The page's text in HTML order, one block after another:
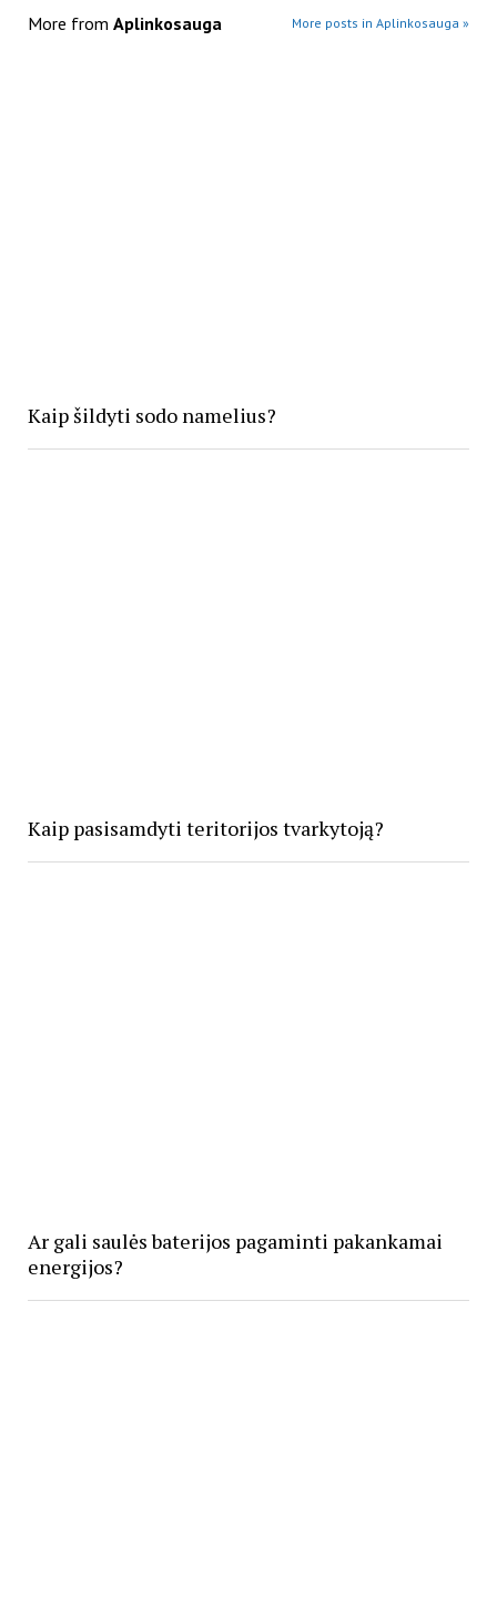
More from Aplinkosauga More posts in Aplinkosauga »
Kaip šildyti sodo namelius?
Kaip pasisamdyti teritorijos tvarkytoją?
Ar gali saulės baterijos pagaminti pakankamai
energijos?